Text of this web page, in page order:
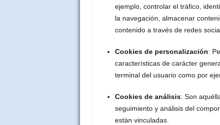
ejemplo, controlar el tráfico,
la navegación, almacenar
contenido a través de redes
Cookies de personalización:
características de carácter
terminal del usuario como por
Cookies de análisis: Son
seguimiento y análisis del
están vinculadas.